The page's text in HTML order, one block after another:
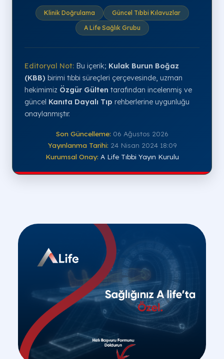
Klinik Doğrulama
Güncel Tıbbi Kılavuzlar
A Life Sağlık Grubu
Editoryal Not: Bu içerik; Kulak Burun Boğaz
(KBB) birimi tıbbi süreçleri çerçevesinde, uzman
hekimimiz Özgür Gülten tarafından incelenmiş ve
güncel Kanıta Dayalı Tıp rehberlerine uygunluğu
onaylanmıştır.
Son Güncelleme: 06 Ağustos 2026
Yayınlanma Tarihi: 24 Nisan 2024 18:09
Kurumsal Onay: A Life Tıbbi Yayın Kurulu